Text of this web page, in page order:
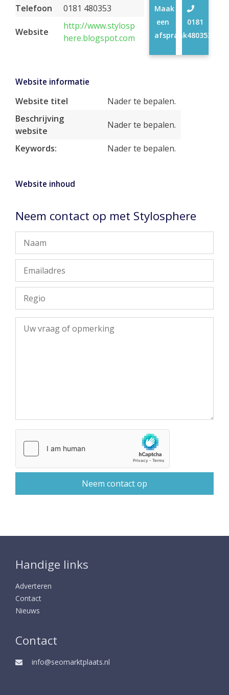
Telefoon
0181 480353
Website
http://www.stylosp
here.blogspot.com
0181
480353
Maak
een
afspraak
Website informatie
Website titel
Nader te bepalen.
Beschrijving
website
Nader te bepalen.
Keywords: Nader te bepalen.
Website inhoud
Neem contact op met Stylosphere
Handige links
Adverteren
Contact
Nieuws
Contact
info@seomarktplaats.nl